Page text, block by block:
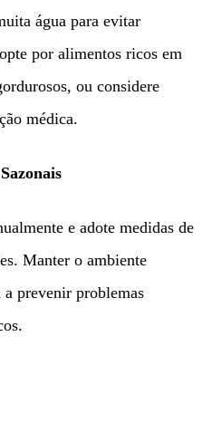
água para evitar
por alimentos ricos em
ou considere
médica.
e adote medidas de
Manter o ambiente
prevenir problemas